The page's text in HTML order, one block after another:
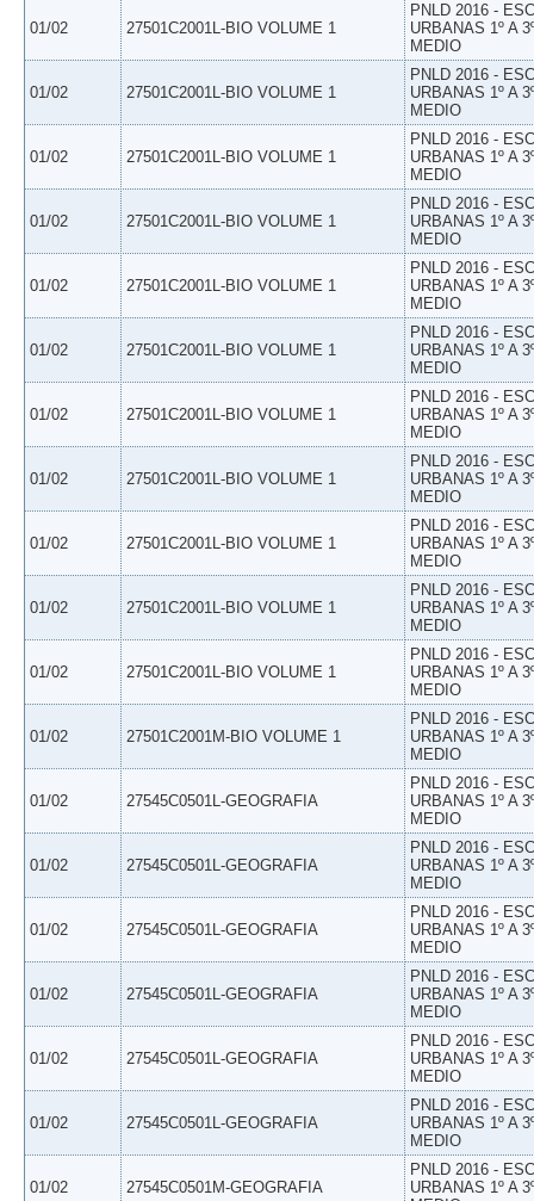
01/02 27501C2001L-BIO VOLUME 1
PNLD 2016 -
URBANAS 1º A
MEDIO
01/02 27501C2001L-BIO VOLUME 1
PNLD 2016 -
URBANAS 1º A
MEDIO
01/02 27501C2001L-BIO VOLUME 1
PNLD 2016 -
URBANAS 1º A
MEDIO
01/02 27501C2001L-BIO VOLUME 1
PNLD 2016 -
URBANAS 1º A
MEDIO
01/02 27501C2001L-BIO VOLUME 1
PNLD 2016 -
URBANAS 1º A
MEDIO
01/02 27501C2001L-BIO VOLUME 1
PNLD 2016 -
URBANAS 1º A
MEDIO
01/02 27501C2001L-BIO VOLUME 1
PNLD 2016 -
URBANAS 1º A
MEDIO
01/02 27501C2001L-BIO VOLUME 1
PNLD 2016 -
URBANAS 1º A
MEDIO
01/02 27501C2001L-BIO VOLUME 1
PNLD 2016 -
URBANAS 1º A
MEDIO
01/02 27501C2001L-BIO VOLUME 1
PNLD 2016 -
URBANAS 1º A
MEDIO
01/02 27501C2001L-BIO VOLUME 1
PNLD 2016 -
URBANAS 1º A
MEDIO
01/02 27501C2001M-BIO VOLUME 1
PNLD 2016 -
URBANAS 1º A
MEDIO
01/02 27545C0501L-GEOGRAFIA
PNLD 2016 -
URBANAS 1º A
MEDIO
01/02 27545C0501L-GEOGRAFIA
PNLD 2016 -
URBANAS 1º A
MEDIO
01/02 27545C0501L-GEOGRAFIA
PNLD 2016 -
URBANAS 1º A
MEDIO
01/02 27545C0501L-GEOGRAFIA
PNLD 2016 -
URBANAS 1º A
MEDIO
01/02 27545C0501L-GEOGRAFIA
PNLD 2016 -
URBANAS 1º A
MEDIO
01/02 27545C0501L-GEOGRAFIA
PNLD 2016 -
URBANAS 1º A
MEDIO
01/02 27545C0501M-GEOGRAFIA
PNLD 2016 -
URBANAS 1º A